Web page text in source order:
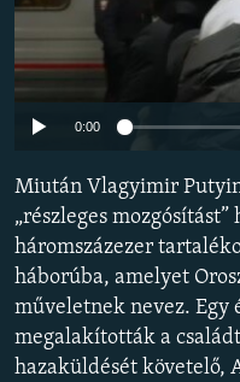
EURÓPAI UNIÓ
VILÁG
KLÍMAVÁLTOZÁS
KÖVESSEN MINKET!
Valamennyi RFE/RL720p
Jelenleg
0:00
Miután Vlagyimir
„részleges
háromszázezer
háborúba, amelyet
műveletnek nevez. Egy
megalakították a
hazaküldését követelő,